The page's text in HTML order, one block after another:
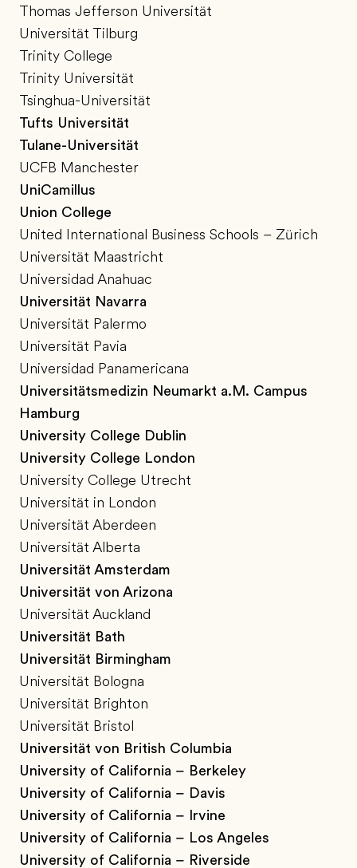
Thomas Jefferson Universität
Universität Tilburg
Trinity College
Trinity Universität
Tsinghua-Universität
Tufts Universität
Tulane-Universität
UCFB Manchester
UniCamillus
Union College
United International Business Schools – Zürich
Universität Maastricht
Universidad Anahuac
Universität Navarra
Universität Palermo
Universität Pavia
Universidad Panamericana
Universitätsmedizin Neumarkt a.M. Campus
Hamburg
University College Dublin
University College London
University College Utrecht
Universität in London
Universität Aberdeen
Universität Alberta
Universität Amsterdam
Universität von Arizona
Universität Auckland
Universität Bath
Universität Birmingham
Universität Bologna
Universität Brighton
Universität Bristol
Universität von British Columbia
University of California – Berkeley
University of California – Davis
University of California – Irvine
University of California – Los Angeles
University of California – Riverside